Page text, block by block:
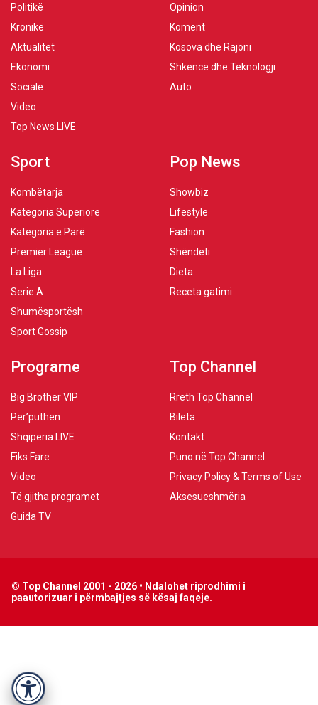
Politikë
Kronikë
Aktualitet
Ekonomi
Sociale
Video
Top News LIVE
Opinion
Koment
Kosova dhe Rajoni
Shkencë dhe Teknologji
Auto
Sport
Kombëtarja
Kategoria Superiore
Kategoria e Parë
Premier League
La Liga
Serie A
Shumësportësh
Sport Gossip
Pop News
Showbiz
Lifestyle
Fashion
Shëndeti
Dieta
Receta gatimi
Programe
Big Brother VIP
Për’puthen
Shqipëria LIVE
Fiks Fare
Video
Të gjitha programet
Guida TV
Top Channel
Rreth Top Channel
Bileta
Kontakt
Puno në Top Channel
Privacy Policy & Terms of Use
Aksesueshmëria
© Top Channel 2001 - 2026 • Ndalohet riprodhimi i
paautorizuar i përmbajtjes së kësaj faqeje.